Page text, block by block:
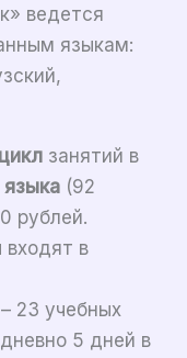
ведется
языкам:
занятий в
(92
рублей.
входят в
23 учебных
5 дней в